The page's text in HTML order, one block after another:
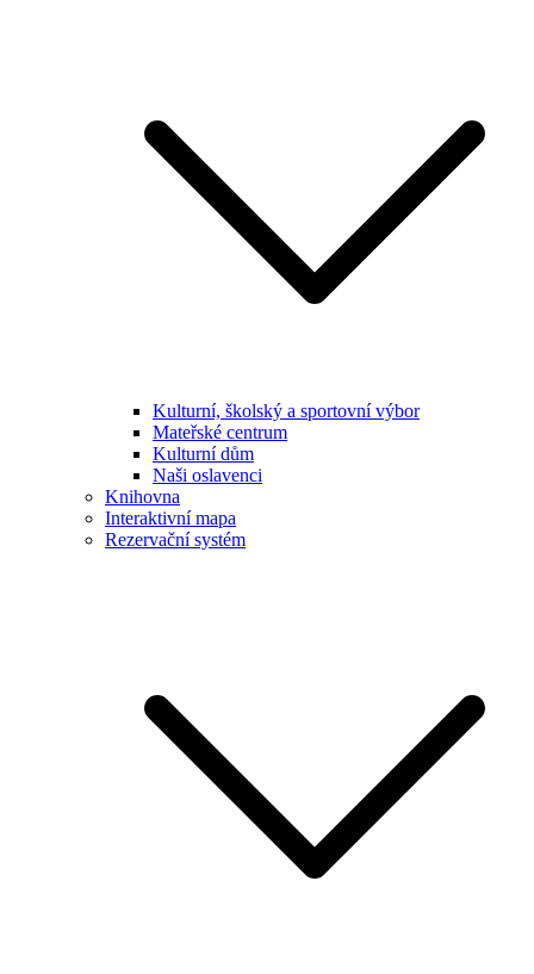
Kulturní, školský a sportovní výbor
Mateřské centrum
Kulturní dům
Naši oslavenci
Knihovna
Interaktivní mapa
Rezervační systém